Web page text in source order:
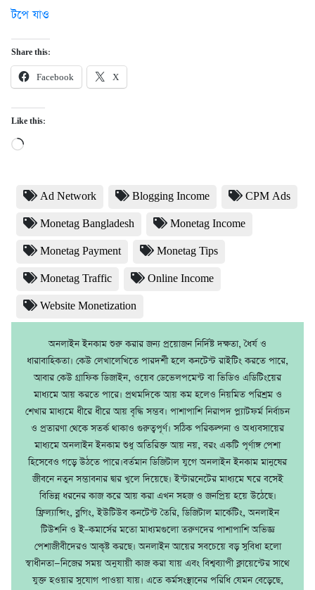
টপে যাও
Share this:
Facebook X
Like this:
Loading…
Ad Network Blogging Income CPM Ads
Monetag Bangladesh Monetag Income
Monetag Payment Monetag Tips
Monetag Traffic Online Income
Website Monetization
অনলাইন ইনকাম শুরু করার জন্য প্রয়োজন নির্দিষ্ট দক্ষতা, ধৈর্য ও
ধারাবাহিকতা। কেউ লেখালেখিতে পারদর্শী হলে কনটেন্ট রাইটিং করতে পারে,
আবার কেউ গ্রাফিক ডিজাইন, ওয়েব ডেভেলপমেন্ট বা ভিডিও এডিটিংয়ের
মাধ্যমে আয় করতে পারে। প্রথমদিকে আয় কম হলেও নিয়মিত পরিশ্রম ও
শেখার মাধ্যমে ধীরে ধীরে আয় বৃদ্ধি সম্ভব। পাশাপাশি নিরাপদ প্ল্যাটফর্ম নির্বাচন
ও প্রতারণা থেকে সতর্ক থাকাও গুরুত্বপূর্ণ। সঠিক পরিকল্পনা ও অধ্যবসায়ের
মাধ্যমে অনলাইন ইনকাম শুধু অতিরিক্ত আয় নয়, বরং একটি পূর্ণাঙ্গ পেশা
হিসেবেও গড়ে উঠতে পারে।বর্তমান ডিজিটাল যুগে অনলাইন ইনকাম মানুষের
জীবনে নতুন সম্ভাবনার দ্বার খুলে দিয়েছে। ইন্টারনেটের মাধ্যমে ঘরে বসেই
বিভিন্ন ধরনের কাজ করে আয় করা এখন সহজ ও জনপ্রিয় হয়ে উঠেছে।
ফ্রিল্যান্সিং, ব্লগিং, ইউটিউব কনটেন্ট তৈরি, ডিজিটাল মার্কেটিং, অনলাইন
টিউশনি ও ই–কমার্সের মতো মাধ্যমগুলো তরুণদের পাশাপাশি অভিজ্ঞ
পেশাজীবীদেরও আকৃষ্ট করছে। অনলাইন আয়ের সবচেয়ে বড় সুবিধা হলো
স্বাধীনতা—নিজের সময় অনুযায়ী কাজ করা যায় এবং বিশ্বব্যাপী ক্লায়েন্টের সাথে
যুক্ত হওয়ার সুযোগ পাওয়া যায়। এতে কর্মসংস্থানের পরিধি যেমন বেড়েছে,